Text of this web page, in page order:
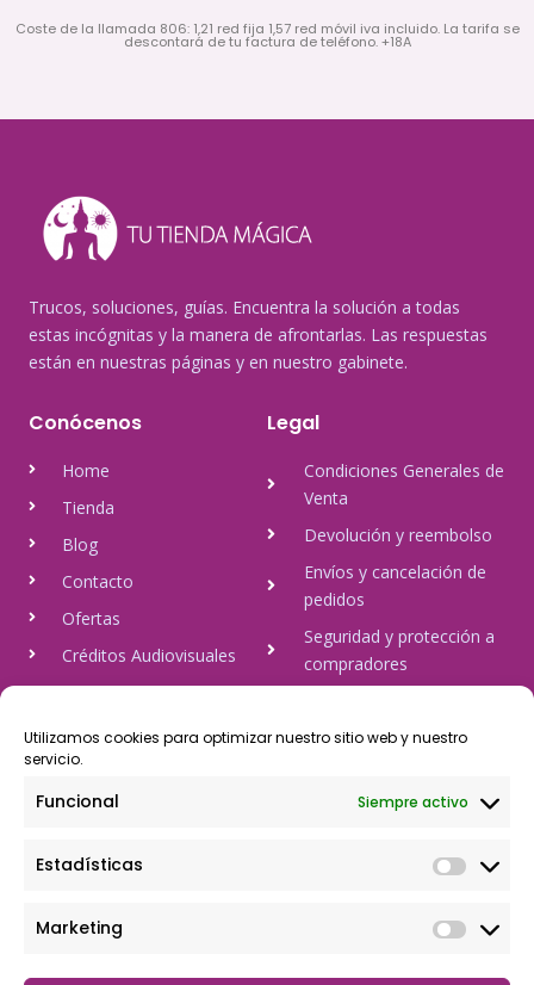
Utilizamos cookies para optimizar nuestro sitio web y nuestro
servicio.
Funcional Siempre activo
Estadísticas
Marketing
Coste de la llamada 806: 1,21 red fija 1,57 red móvil iva incluido. La tarifa se
descontará de tu factura de teléfono. +18A
Trucos, soluciones, guías. Encuentra la solución a todas
estas incógnitas y la manera de afrontarlas. Las respuestas
están en nuestras páginas y en nuestro gabinete.
Conócenos
Home
Tienda
Blog
Contacto
Ofertas
Créditos Audiovisuales
tulineamagica.com
Legal
Condiciones Generales de
Venta
Devolución y reembolso
Envíos y cancelación de
pedidos
Seguridad y protección a
compradores
Política de cookies